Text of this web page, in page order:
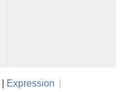
Expression